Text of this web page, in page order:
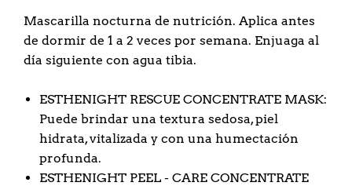
Mascarilla nocturna de nutrición. Aplica antes
de dormir de 1 a 2 veces por semana. Enjuaga al
día siguiente con agua tibia.
ESTHENIGHT RESCUE CONCENTRATE MASK:
Puede brindar una textura sedosa, piel
hidrata, vitalizada y con una humectación
profunda.
ESTHENIGHT PEEL - CARE CONCENTRATE